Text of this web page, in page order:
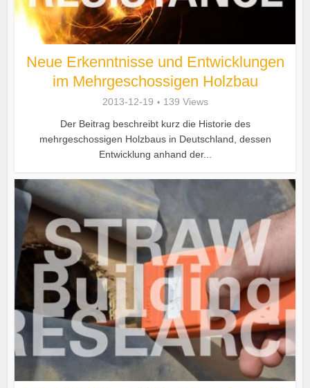
Neue Erkenntnisse und Entwicklungen
im Mehrgeschossigen Holzbau
2013-12-19
139 Views
Der Beitrag beschreibt kurz die Historie des
mehrgeschossigen Holzbaus in Deutschland, dessen
Entwicklung anhand der...